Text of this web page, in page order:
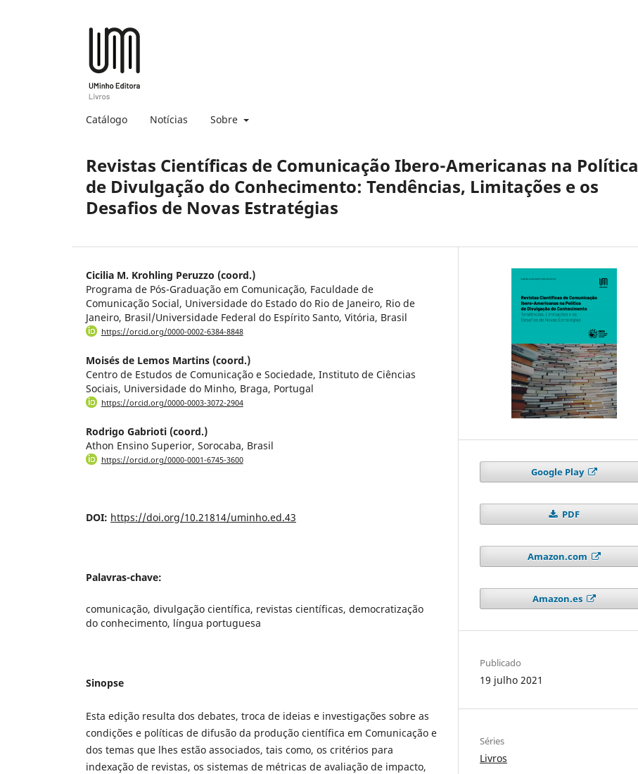
Catálogo Notícias Sobre
Revistas Científicas de Comunicação Ibero-Americanas na Política
de Divulgação do Conhecimento: Tendências, Limitações e os
Desafios de Novas Estratégias
Cicilia M. Krohling Peruzzo (coord.)
Programa de Pós-Graduação em Comunicação, Faculdade de
Comunicação Social, Universidade do Estado do Rio de Janeiro, Rio de
Janeiro, Brasil/Universidade Federal do Espírito Santo, Vitória, Brasil
https://orcid.org/0000-0002-6384-8848
Moisés de Lemos Martins (coord.)
Centro de Estudos de Comunicação e Sociedade, Instituto de Ciências
Sociais, Universidade do Minho, Braga, Portugal
https://orcid.org/0000-0003-3072-2904
Rodrigo Gabrioti (coord.)
Athon Ensino Superior, Sorocaba, Brasil
https://orcid.org/0000-0001-6745-3600
DOI: https://doi.org/10.21814/uminho.ed.43
Palavras-chave:
comunicação, divulgação científica, revistas científicas, democratização
do conhecimento, língua portuguesa
Sinopse
Esta edição resulta dos debates, troca de ideias e investigações sobre as
condições e políticas de difusão da produção científica em Comunicação e
dos temas que lhes estão associados, tais como, os critérios para
indexação de revistas, os sistemas de métricas de avaliação de impacto,
Google Play
PDF
Amazon.com
Amazon.es
Publicado
19 julho 2021
Séries
Livros